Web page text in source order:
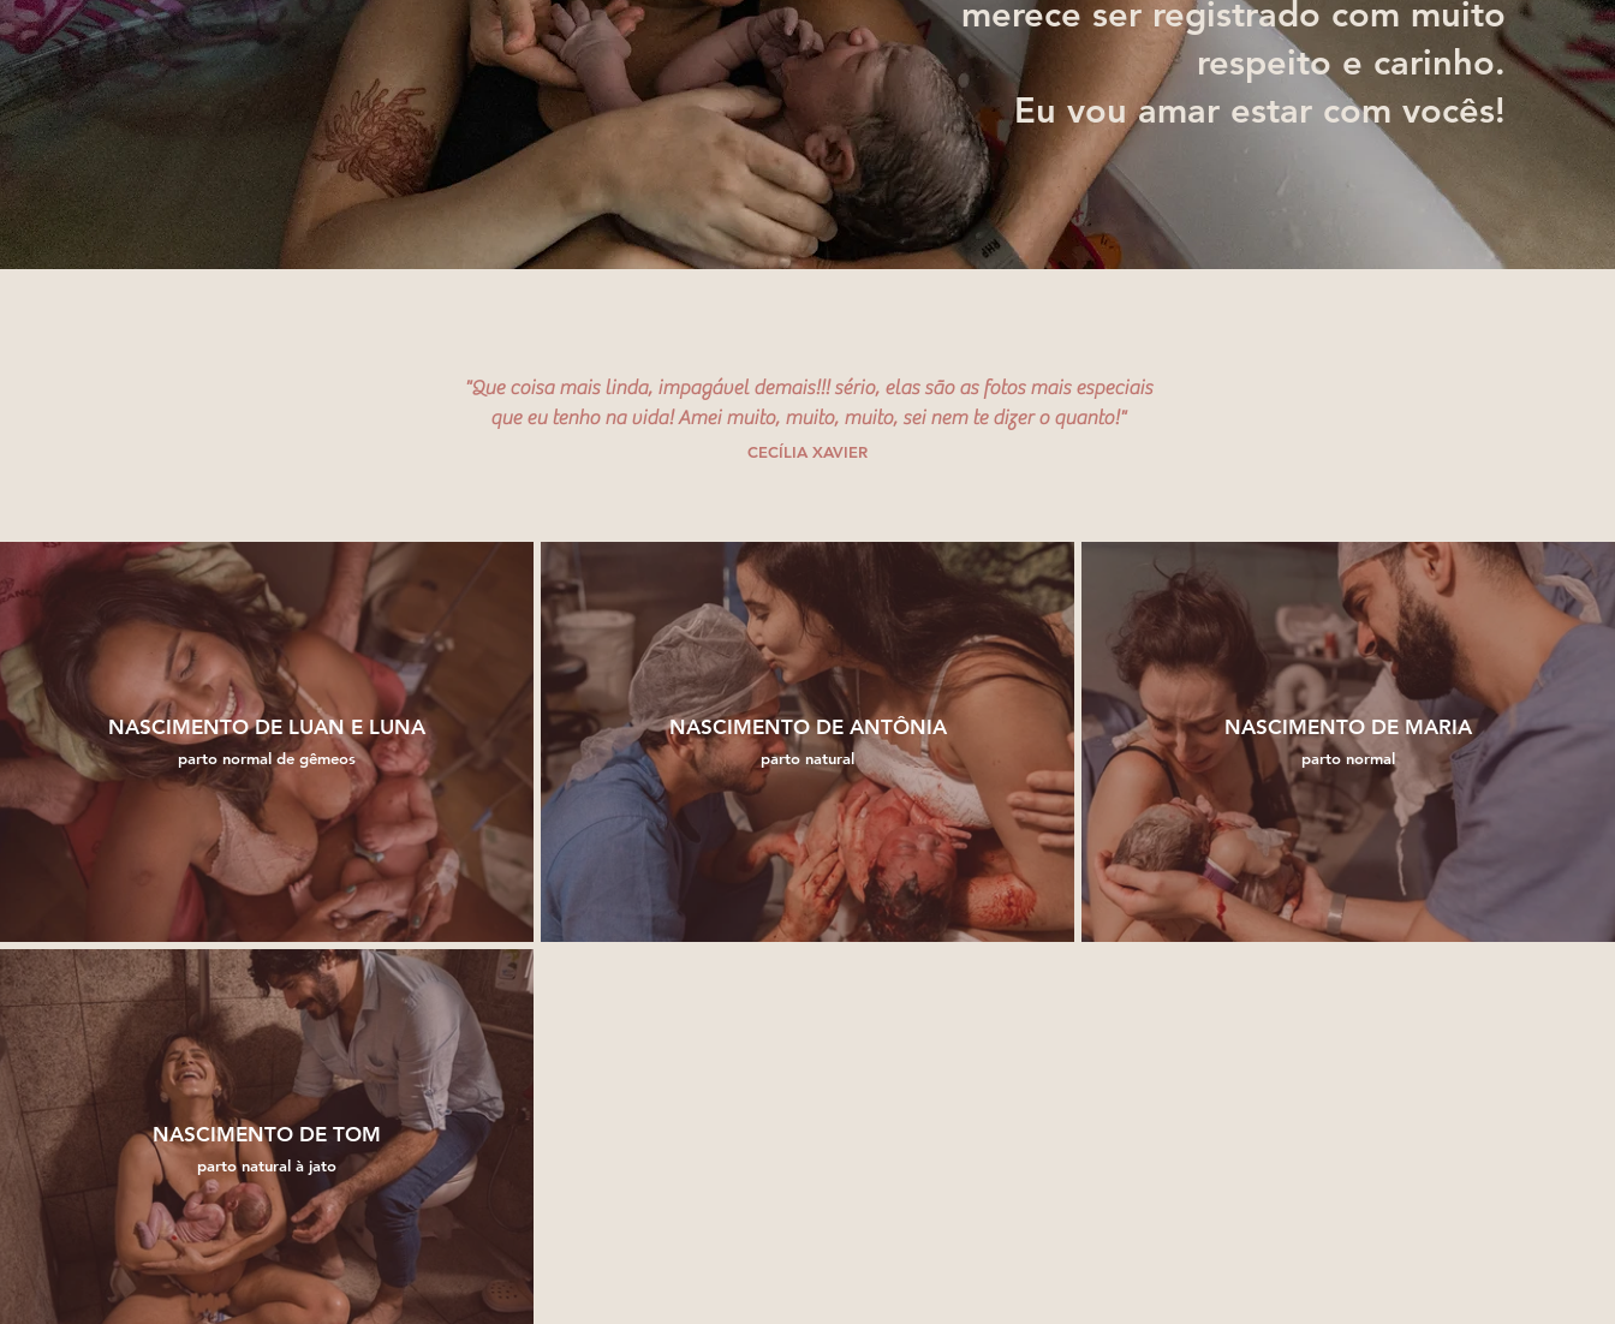
merece ser registrado com muito
respeito e carinho.
Eu vou amar estar com vocês!
"Que coisa mais linda, impagável demais!!! sério, elas são as fotos mais especiais
que eu tenho na vida! Amei muito, muito, muito, sei nem te dizer o quanto!"
CECÍLIA XAVIER
NASCIMENTO DE LUAN E LUNA
parto normal de gêmeos
NASCIMENTO DE ANTÔNIA
parto natural
NASCIMENTO DE MARIA
parto normal
NASCIMENTO DE TOM
parto natural à jato